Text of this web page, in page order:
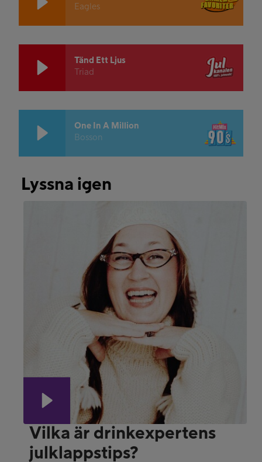
Eagles
Tänd Ett Ljus
Triad
One In A Million
Bosson
Lyssna igen
Vilka är drinkexpertens
julklappstips?